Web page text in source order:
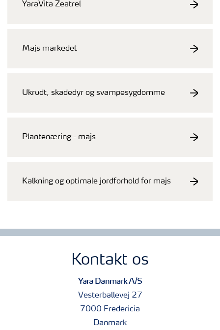
YaraVita Zeatrel
Majs markedet
Ukrudt, skadedyr og svampesygdomme
Plantenæring - majs
Kalkning og optimale jordforhold for majs
Kontakt os
Yara Danmark A/S
Vesterballevej 27
7000 Fredericia
Danmark